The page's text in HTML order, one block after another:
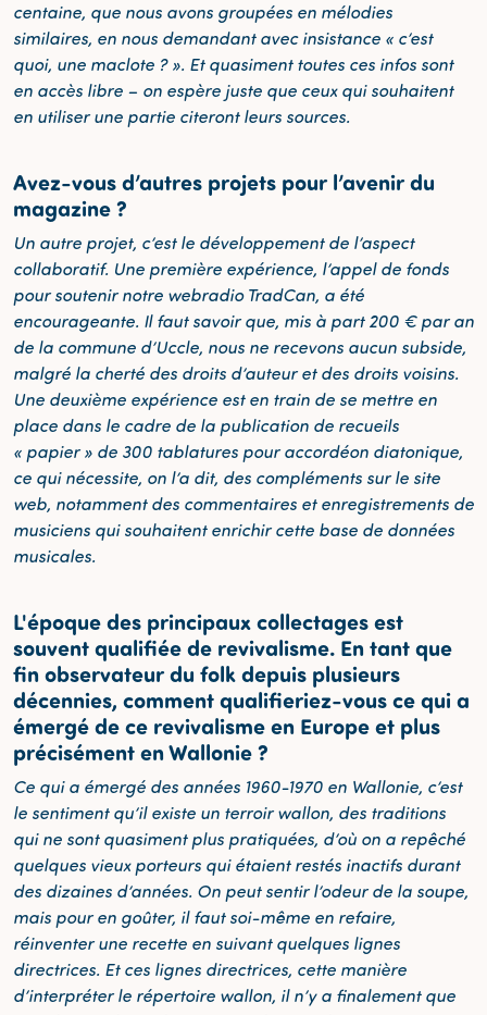
centaine, que nous avons groupées en mélodies
similaires, en nous demandant avec insistance « c’est
quoi, une maclote ? ». Et quasiment toutes ces infos sont
en accès libre – on espère juste que ceux qui souhaitent
en utiliser une partie citeront leurs sources.
Avez-vous d’autres projets pour l’avenir du
magazine ?
Un autre projet, c’est le développement de l’aspect
collaboratif. Une première expérience, l’appel de fonds
pour soutenir notre webradio TradCan, a été
encourageante. Il faut savoir que, mis à part 200 € par an
de la commune d’Uccle, nous ne recevons aucun subside,
malgré la cherté des droits d’auteur et des droits voisins.
Une deuxième expérience est en train de se mettre en
place dans le cadre de la publication de recueils
« papier » de 300 tablatures pour accordéon diatonique,
ce qui nécessite, on l’a dit, des compléments sur le site
web, notamment des commentaires et enregistrements de
musiciens qui souhaitent enrichir cette base de données
musicales.
L'époque des principaux collectages est
souvent qualifiée de revivalisme. En tant que
fin observateur du folk depuis plusieurs
décennies, comment qualifieriez-vous ce qui a
émergé de ce revivalisme en Europe et plus
précisément en Wallonie ?
Ce qui a émergé des années 1960-1970 en Wallonie, c’est
le sentiment qu’il existe un terroir wallon, des traditions
qui ne sont quasiment plus pratiquées, d’où on a repêché
quelques vieux porteurs qui étaient restés inactifs durant
des dizaines d’années. On peut sentir l’odeur de la soupe,
mais pour en goûter, il faut soi-même en refaire,
réinventer une recette en suivant quelques lignes
directrices. Et ces lignes directrices, cette manière
d’interpréter le répertoire wallon, il n’y a finalement que